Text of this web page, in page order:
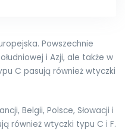
Powszechnie
i Azji, ale także w
C pasują również wtyczki
Belgii, Polsce, Słowacji i
również wtyczki typu C i F.